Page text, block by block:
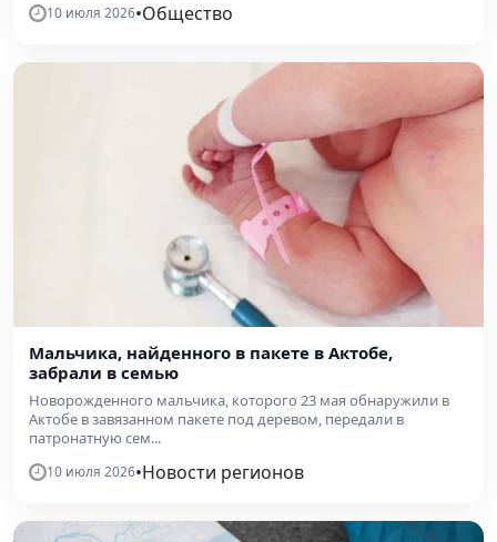
10 июля 2026•Общество
Мальчика, найденного в пакете в Актобе,
забрали в семью
Новорожденного мальчика, которого 23 мая обнаружили в
Актобе в завязанном пакете под деревом, передали в
патронатную сем...
10 июля 2026•Новости регионов